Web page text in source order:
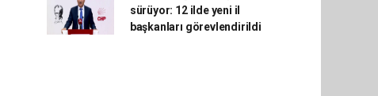
sürüyor: 12 ilde yeni il
başkanları görevlendirildi